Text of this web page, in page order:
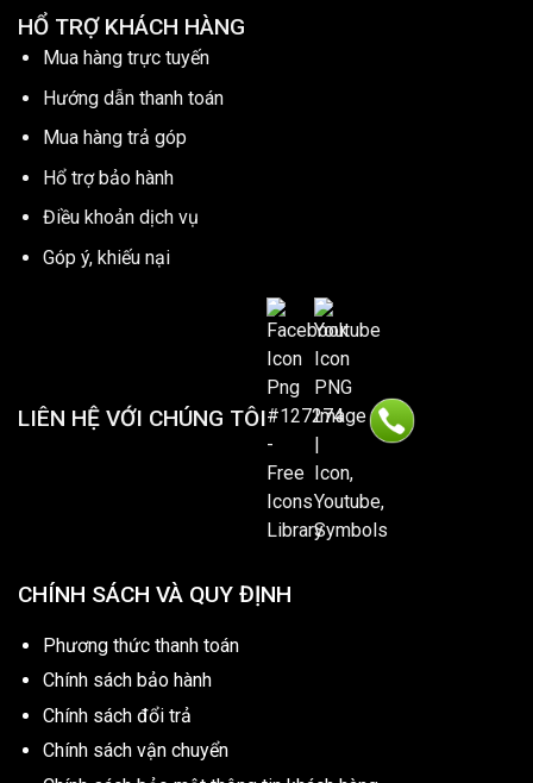
HỔ TRỢ KHÁCH HÀNG
Mua hàng trực tuyến
Hướng dẫn thanh toán
Mua hàng trả góp
Hổ trợ bảo hành
Điều khoản dịch vụ
Góp ý, khiếu nại
LIÊN HỆ VỚI CHÚNG TÔI
CHÍNH SÁCH VÀ QUY ĐỊNH
Phương thức thanh toán
Chính sách bảo hành
Chính sách đổi trả
Chính sách vận chuyển